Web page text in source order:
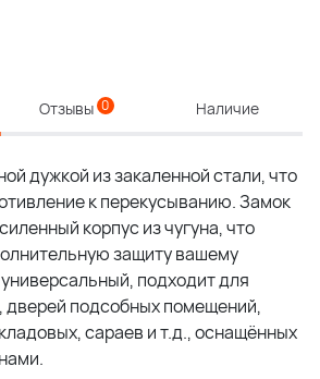
Отзывы 0 Наличие
дужкой из закаленной стали, что
к перекусыванию. Замок
корпус из чугуна, что
защиту вашему
подходит для
дверей подсобных помещений,
сараев и т.д., оснащённых